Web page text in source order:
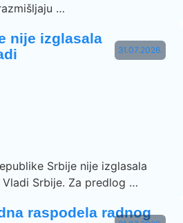
…
31.07.2026.
nije izglasala
Srbije nije izglasala
Srbije. Za predlog …
raspodela radnog